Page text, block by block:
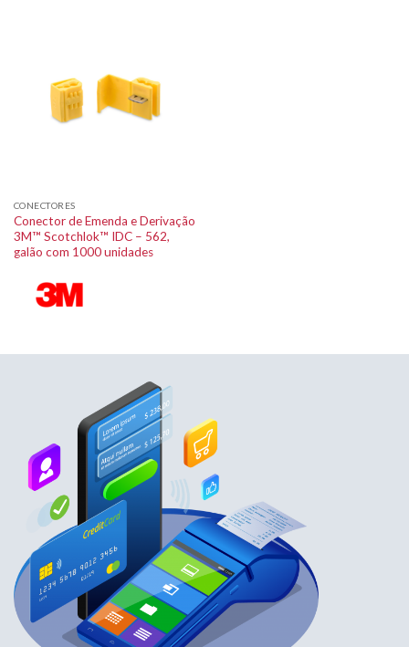
CONECTORES
Conector de Emenda e Derivação
3M™ Scotchlok™ IDC – 562,
galão com 1000 unidades